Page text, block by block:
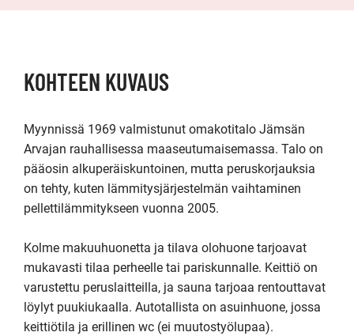
KOHTEEN KUVAUS
Myynnissä 1969 valmistunut omakotitalo Jämsän
Arvajan rauhallisessa maaseutumaisemassa. Talo on
pääosin alkuperäiskuntoinen, mutta peruskorjauksia
on tehty, kuten lämmitysjärjestelmän vaihtaminen
pellettilämmitykseen vuonna 2005.
Kolme makuuhuonetta ja tilava olohuone tarjoavat
mukavasti tilaa perheelle tai pariskunnalle. Keittiö on
varustettu peruslaitteilla, ja sauna tarjoaa rentouttavat
löylyt puukiukaalla. Autotallista on asuinhuone, jossa
keittiötila ja erillinen wc (ei muutostyölupaa).